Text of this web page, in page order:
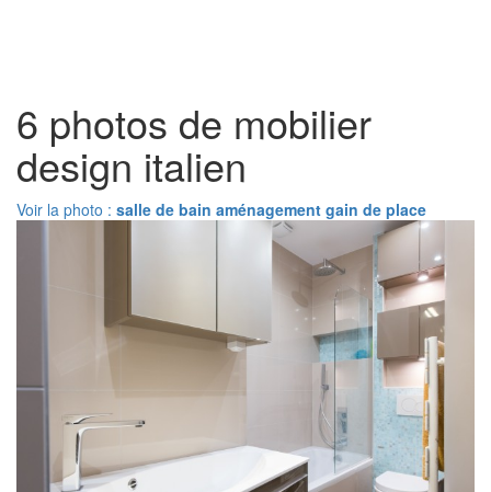
6 photos de mobilier
design italien
Voir la photo : salle de bain aménagement gain de place